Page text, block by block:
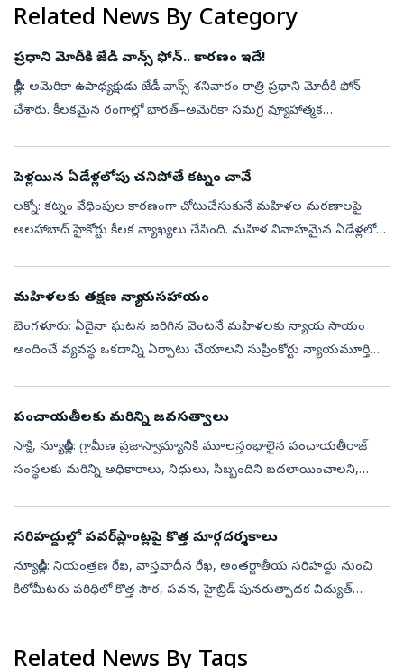
Related News By Category
ప్రధాని మోదీకి జేడీ వాన్స్‌ ఫోన్‌.. కారణం​ ఇదే!
ఢిల్లీ: అమెరికా ఉపాధ్యక్షుడు జేడీ వాన్స్‌ శనివారం రాత్రి ప్రధాని మోదీకి ఫోన్‌
చేశారు. కీలకమైన రంగాల్లో భారత్‌–అమెరికా సమగ్ర వ్యూహాత్మక
పెళ్లయిన ఏడేళ్లలోపు చనిపోతే కట్నం చావే
లక్నో: కట్నం వేధింపుల కారణంగా చోటుచేసుకునే మహిళల మరణాలపై
అలహాబాద్‌ హైకోర్టు కీలక వ్యాఖ్యలు చేసింది. మహిళ వివాహమైన ఏడేళ్లలోపు
మహిళలకు తక్షణ న్యాయసహాయం
బెంగళూరు: ఏదైనా ఘటన జరిగిన వెంటనే మహిళలకు న్యాయ సాయం
అందించే వ్యవస్థ ఒకదాన్ని ఏర్పాటు చేయాలని సుప్రీంకోర్టు న్యాయమూర్తి
పంచాయతీలకు మరిన్ని జవసత్వాలు
సాక్షి, న్యూఢిల్లీ: గ్రామీణ ప్రజాస్వామ్యానికి మూలస్తంభాలైన పంచాయతీరాజ్‌
సంస్థలకు మరిన్ని అధికారాలు, నిధులు, సిబ్బందిని బదలాయించాలని,
సరిహద్దుల్లో పవర్‌ప్లాంట్లపై కొత్త మార్గదర్శకాలు
న్యూఢిల్లీ: నియంత్రణ రేఖ, వాస్తవాదీన రేఖ, అంతర్జాతీయ సరిహద్దు నుంచి
కిలోమీటరు పరిధిలో కొత్త సౌర, పవన, హైబ్రిడ్‌ పునరుత్పాదక విద్యుత్‌
Related News By Tags